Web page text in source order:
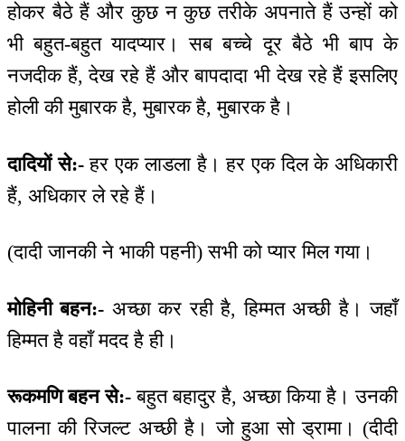
होकर बैठे हैं और कुछ न कुछ तरीके अपनाते हैं उन्हों को
भी बहुत-बहुत यादप्यार। सब बच्चे दूर बैठे भी बाप के
नजदीक हैं, देख रहे हैं और बापदादा भी देख रहे हैं इसलिए
होली की मुबारक है, मुबारक है, मुबारक है।
दादियों से:-हर एक लाडला है। हर एक दिल के अधिकारी
हैं, अधिकार ले रहे हैं।
(दादी जानकी ने भाकी पहनी) सभी को प्यार मिल गया।
मोहिनी बहन:- अच्छा कर रही है, हिम्मत अच्छी है। जहाँ
हिम्मत है वहाँ मदद है ही।
रूकमणि बहन से:- बहुत बहादुर है, अच्छा किया है। उनकी
पालना की रिजल्ट अच्छी है। जो हुआ सो ड्रामा। (दीदी